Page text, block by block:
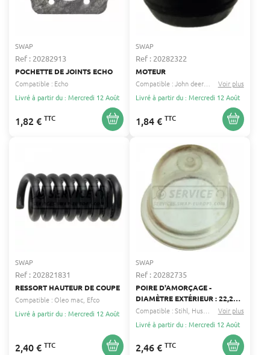
SWAP
Ref : 20282913
POCHETTE DE JOINTS ECHO
Compatible : Echo
Livré à partir du : Mercredi 12 Août
1,82 € TTC
SWAP
Ref : 20282322
MOTEUR
Compatible :
John deere Echo...
Voir plus
Livré à partir du : Mercredi 12 Août
1,84 € TTC
SWAP
Ref : 202821831
RESSORT HAUTEUR DE COUPE
Compatible :Oleo mac Efco
Livré à partir du : Mercredi 12 Août
2,40 € TTC
SWAP
Ref : 20282735
POIRE D'AMORÇAGE -
DIAMÈTRE EXTÉRIEUR : 22,2
MM - COMPATIBLE ZAMA
Compatible :Stihl Husqvarna ...
Voir plus
Livré à partir du : Mercredi 12 Août
2,46 € TTC